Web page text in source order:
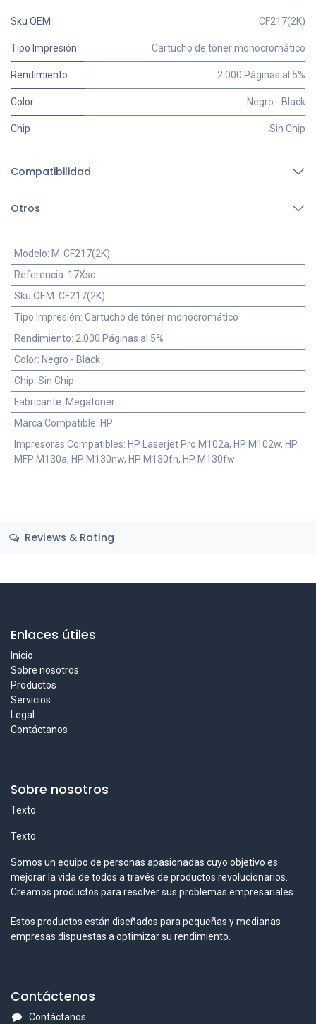
Sku OEM CF217(2K)
Tipo Impresión Cartucho de tóner monocromático
Rendimiento 2.000 Páginas al 5%
Color Negro - Black
Chip Sin Chip
Compatibilidad
Otros
Modelo: M-CF217(2K)
Referencia: 17Xsc
Sku OEM: CF217(2K)
Tipo Impresión: Cartucho de tóner monocromático
Rendimiento: 2.000 Páginas al 5%
Color: Negro - Black
Chip: Sin Chip
Fabricante: Megatoner
Marca Compatible: HP
Impresoras Compatibles: HP Laserjet Pro M102a, HP M102w, HP
MFP M130a, HP M130nw, HP M130fn, HP M130fw
Reviews & Rating
Enlaces útiles
Inicio
Sobre nosotros
Productos
Servicios
Legal
Contáctanos
Sobre nosotros
Texto
Texto
Somos un equipo de personas apasionadas cuyo objetivo es
mejorar la vida de todos a través de productos revolucionarios.
Creamos productos para resolver sus problemas empresariales.
Estos productos están diseñados para pequeñas y medianas
empresas dispuestas a optimizar su rendimiento.
Contáctenos
Contáctanos